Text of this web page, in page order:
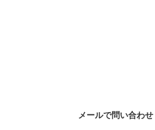
メールで問い合わせ